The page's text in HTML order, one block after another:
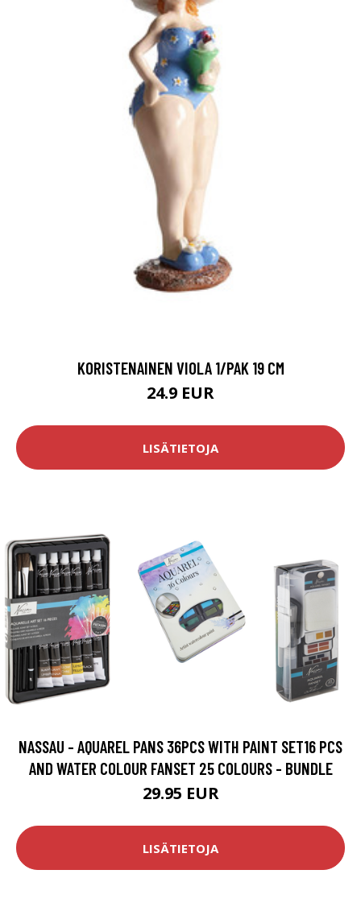
KORISTENAINEN VIOLA 1/PAK 19 CM
24.9 EUR
LISÄTIETOJA
NASSAU - AQUAREL PANS 36PCS WITH PAINT SET16 PCS
AND WATER COLOUR FANSET 25 COLOURS - BUNDLE
29.95 EUR
LISÄTIETOJA